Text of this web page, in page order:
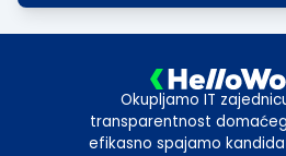
Okupljamo IT
transparentnost
efikasno spajamo